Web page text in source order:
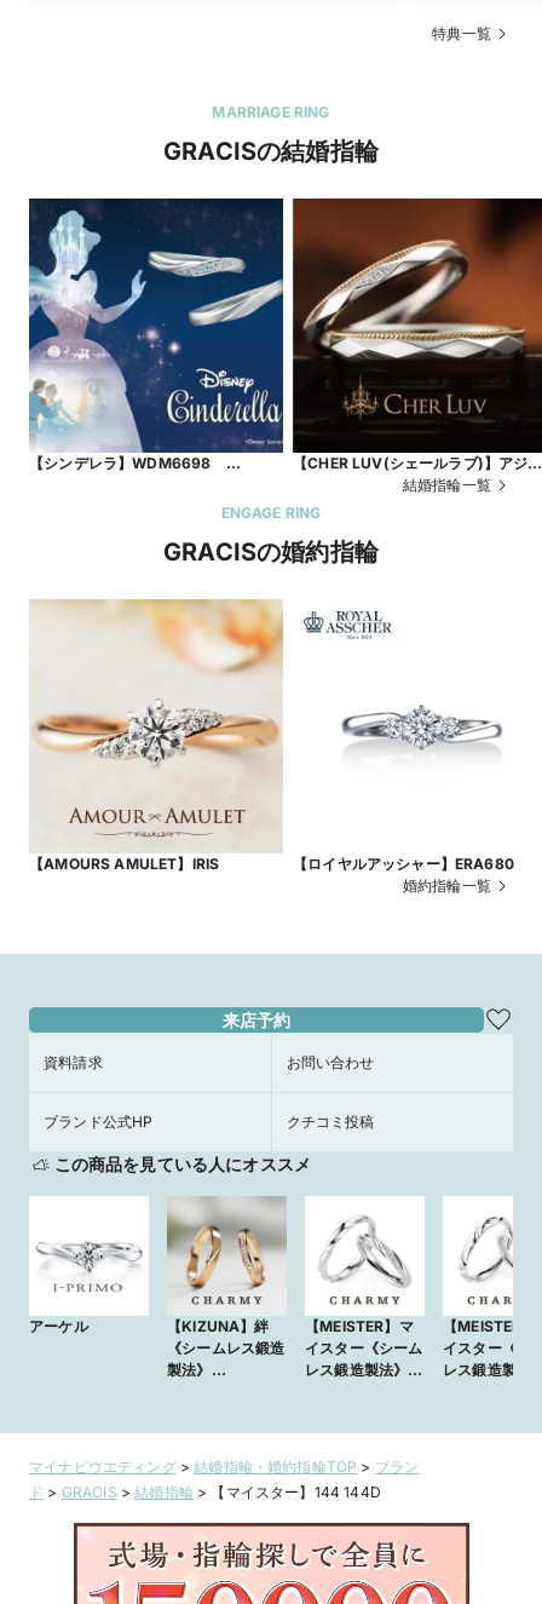
特典一覧
MARRIAGE RING
GRACISの結婚指輪
【シンデレラ】WDM6698
【CHER LUV(シェールラブ)】アジュ
結婚指輪一覧
ENGAGE RING
GRACISの婚約指輪
【AMOURS AMULET】IRIS
【ロイヤルアッシャー】ERA680
婚約指輪一覧
来店予約
資料請求 お問い合わせ
ブランド公式HP クチコミ投稿
この商品を見ている人にオススメ
アーケル
【KIZUNA】絆
《シームレス鍛造
製法》
【MEISTER】マ
イスター《シーム
レス鍛造製法》
【MEISTER】
イスター《シ
レス鍛造製法
マイナビウエディング>結婚指輪・婚約指輪TOP > ブラン
ド > GRACIS >結婚指輪 > 【マイスター】144 144D